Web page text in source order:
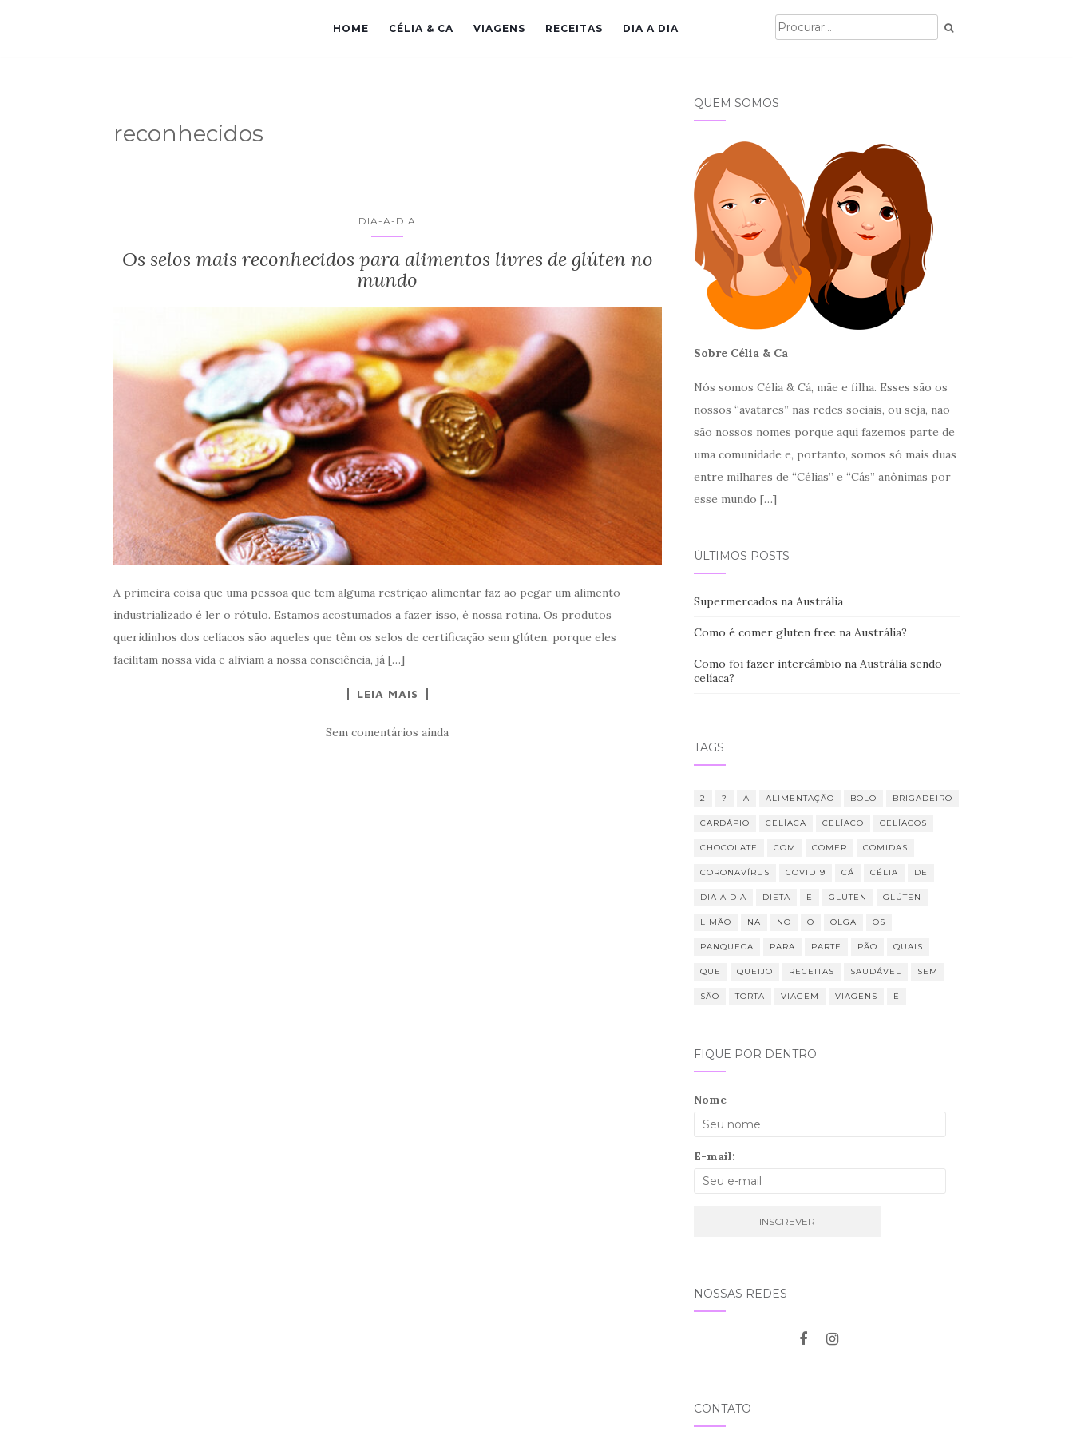
HOME CÉLIA & CA VIAGENS RECEITAS DIA A DIA
reconhecidos
DIA-A-DIA
Os selos mais reconhecidos para alimentos livres de glúten no
mundo
A primeira coisa que uma pessoa que tem alguma restrição alimentar faz ao pegar um alimento
industrializado é ler o rótulo. Estamos acostumados a fazer isso, é nossa rotina. Os produtos
queridinhos dos celíacos são aqueles que têm os selos de certificação sem glúten, porque eles
facilitam nossa vida e aliviam a nossa consciência, já […]
LEIA MAIS
Sem comentários ainda
QUEM SOMOS
Sobre Célia & Ca
Nós somos Célia & Cá, mãe e filha. Esses são os
nossos “avatares” nas redes sociais, ou seja, não
são nossos nomes porque aqui fazemos parte de
uma comunidade e, portanto, somos só mais duas
entre milhares de “Célias” e “Cás” anônimas por
esse mundo […]
ÚLTIMOS POSTS
Supermercados na Austrália
Como é comer gluten free na Austrália?
Como foi fazer intercâmbio na Austrália sendo
celíaca?
TAGS
2 ? A ALIMENTAÇÃO BOLO BRIGADEIRO
CARDÁPIO CELÍACA CELÍACO CELÍACOS
CHOCOLATE COM COMER COMIDAS
CORONAVÍRUS COVID19 CÁ CÉLIA DE
DIA A DIA DIETA E GLUTEN GLÚTEN
LIMÃO NA NO O OLGA OS
PANQUECA PARA PARTE PÃO QUAIS
QUE QUEIJO RECEITAS SAUDÁVEL SEM
SÃO TORTA VIAGEM VIAGENS É
FIQUE POR DENTRO
Nome
E-mail:
NOSSAS REDES
CONTATO